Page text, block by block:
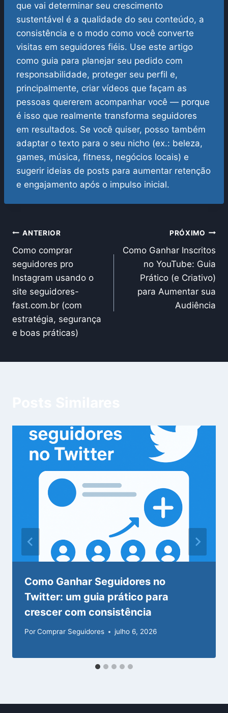
que vai determinar seu crescimento
sustentável é a qualidade do seu conteúdo, a
consistência e o modo como você converte
visitas em seguidores fiéis. Use este artigo
como guia para planejar seu pedido com
responsabilidade, proteger seu perfil e,
principalmente, criar vídeos que façam as
pessoas quererem acompanhar você — porque
é isso que realmente transforma seguidores
em resultados. Se você quiser, posso também
adaptar o texto para o seu nicho (ex.: beleza,
games, música, fitness, negócios locais) e
sugerir ideias de posts para aumentar retenção
e engajamento após o impulso inicial.
Navegação
de
Post
ANTERIOR
Como comprar
seguidores pro
Instagram usando o
site seguidores-
fast.com.br (com
estratégia, segurança
e boas práticas)
PRÓXIMO
Como Ganhar Inscritos
no YouTube: Guia
Prático (e Criativo)
para Aumentar sua
Audiência
Como Ganhar Seguidores no
Twitter: um guia prático para
crescer com consistência
PorComprar Seguidores julho 6, 2026